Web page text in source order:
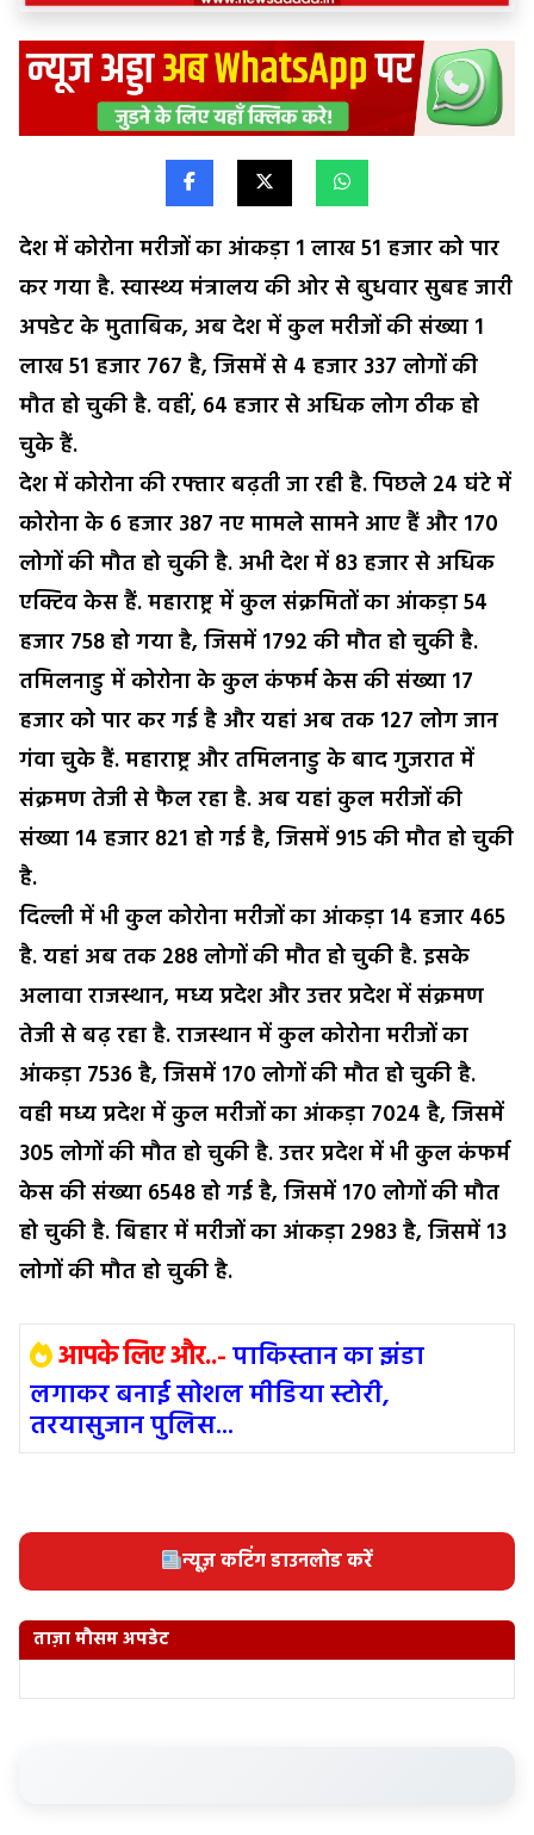
देश में कोरोना मरीजों का आंकड़ा 1 लाख 51 हजार को पार
कर गया है. स्वास्थ्य मंत्रालय की ओर से बुधवार सुबह जारी
अपडेट के मुताबिक, अब देश में कुल मरीजों की संख्या 1
लाख 51 हजार 767 है, जिसमें से 4 हजार 337 लोगों की
मौत हो चुकी है. वहीं, 64 हजार से अधिक लोग ठीक हो
चुके हैं.
देश में कोरोना की रफ्तार बढ़ती जा रही है. पिछले 24 घंटे में
कोरोना के 6 हजार 387 नए मामले सामने आए हैं और 170
लोगों की मौत हो चुकी है. अभी देश में 83 हजार से अधिक
एक्टिव केस हैं. महाराष्ट्र में कुल संक्रमितों का आंकड़ा 54
हजार 758 हो गया है, जिसमें 1792 की मौत हो चुकी है.
तमिलनाडु में कोरोना के कुल कंफर्म केस की संख्या 17
हजार को पार कर गई है और यहां अब तक 127 लोग जान
गंवा चुके हैं. महाराष्ट्र और तमिलनाडु के बाद गुजरात में
संक्रमण तेजी से फैल रहा है. अब यहां कुल मरीजों की
संख्या 14 हजार 821 हो गई है, जिसमें 915 की मौत हो चुकी
है.
दिल्ली में भी कुल कोरोना मरीजों का आंकड़ा 14 हजार 465
है. यहां अब तक 288 लोगों की मौत हो चुकी है. इसके
अलावा राजस्थान, मध्य प्रदेश और उत्तर प्रदेश में संक्रमण
तेजी से बढ़ रहा है. राजस्थान में कुल कोरोना मरीजों का
आंकड़ा 7536 है, जिसमें 170 लोगों की मौत हो चुकी है.
वही मध्य प्रदेश में कुल मरीजों का आंकड़ा 7024 है, जिसमें
305 लोगों की मौत हो चुकी है. उत्तर प्रदेश में भी कुल कंफर्म
केस की संख्या 6548 हो गई है, जिसमें 170 लोगों की मौत
हो चुकी है. बिहार में मरीजों का आंकड़ा 2983 है, जिसमें 13
लोगों की मौत हो चुकी है.
आपके लिए और..-पाकिस्तान का झंडा
लगाकर बनाई सोशल मीडिया स्टोरी,
तरयासुजान पुलिस...
न्यूज़ कटिंग डाउनलोड करें
ताज़ा मौसम अपडेट